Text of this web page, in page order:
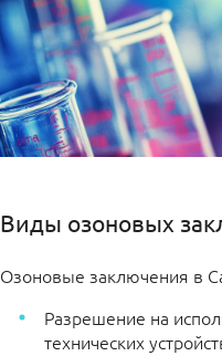
Виды озоновых
Озоновые заключения в
Разрешение на
технических